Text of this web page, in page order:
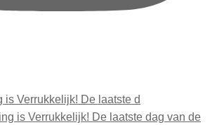
is Verrukkelijk! De laatste d